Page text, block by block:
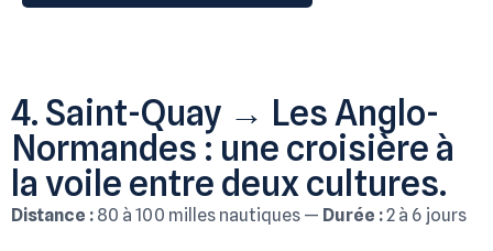
4. Saint-Quay → Les Anglo-
Normandes : une croisière à
la voile entre deux cultures.
Distance : 80 à 100 milles nautiques — Durée :2 à 6 jours